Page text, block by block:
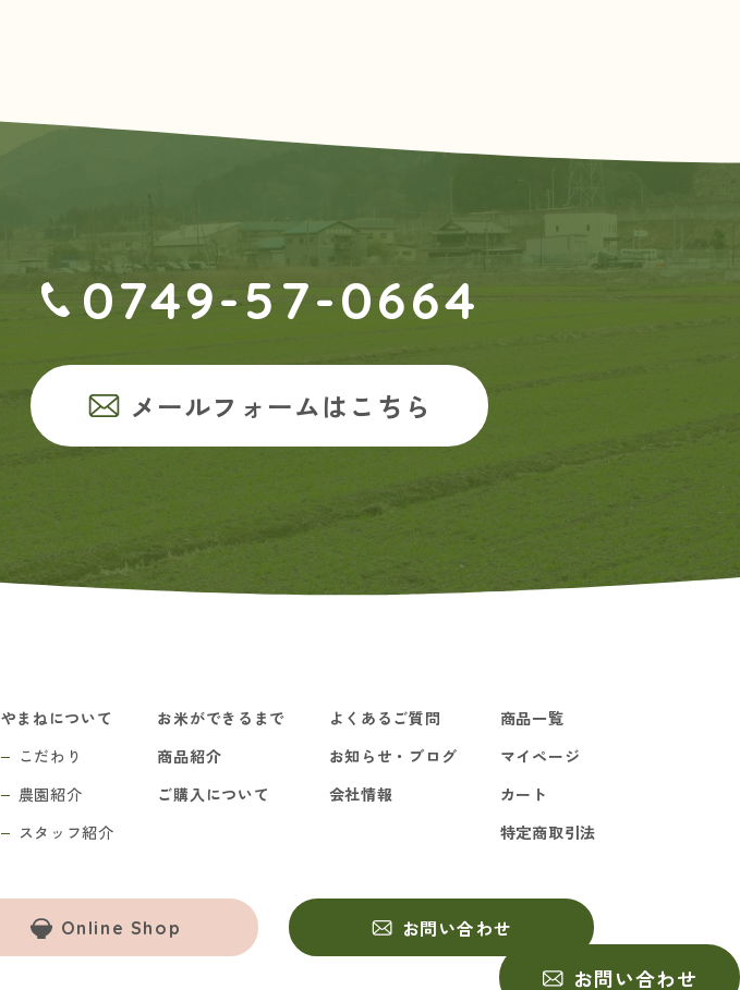
お問い合わせ
0749-57-0664
メールフォームはこちら
やまねについて
こだわり
農園紹介
スタッフ紹介
お米ができるまで
商品紹介
ご購入について
よくあるご質問
お知らせ・ブログ
会社情報
商品一覧
マイページ
カート
特定商取引法
Online Shop お問い合わせ